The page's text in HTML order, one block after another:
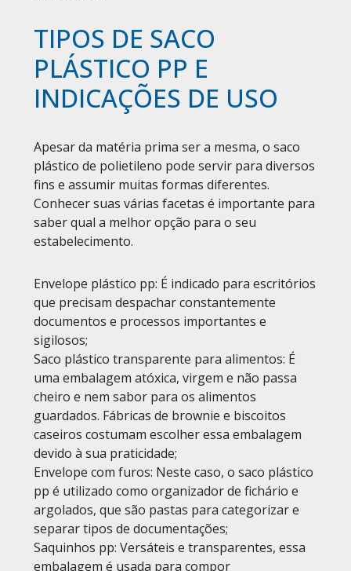
TIPOS DE SACO
PLÁSTICO PP E
INDICAÇÕES DE USO
Apesar da matéria prima ser a mesma, o saco
plástico de polietileno pode servir para diversos
fins e assumir muitas formas diferentes.
Conhecer suas várias facetas é importante para
saber qual a melhor opção para o seu
estabelecimento.
Envelope plástico pp: É indicado para escritórios
que precisam despachar constantemente
documentos e processos importantes e
sigilosos;
Saco plástico transparente para alimentos: É
uma embalagem atóxica, virgem e não passa
cheiro e nem sabor para os alimentos
guardados. Fábricas de brownie e biscoitos
caseiros costumam escolher essa embalagem
devido à sua praticidade;
Envelope com furos: Neste caso, o saco plástico
pp é utilizado como organizador de fichário e
argolados, que são pastas para categorizar e
separar tipos de documentações;
Saquinhos pp: Versáteis e transparentes, essa
embalagem é usada para compor